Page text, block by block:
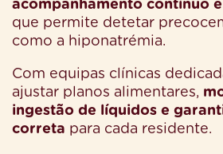
acompanhamento contínuo
que permite detetar
como a hiponatrémia.
Com equipas clínicas
ajustar planos alimentares,
ingestão de líquidos e
correta para cada residente.